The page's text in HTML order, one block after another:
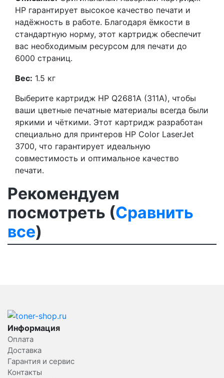
HP гарантирует высокое качество печати и
надёжность в работе. Благодаря ёмкости в
стандартную норму, этот картридж обеспечит
вас необходимым ресурсом для печати до
6000 страниц.
Вес: 1.5 кг
Выберите картридж HP Q2681A (311A), чтобы
ваши цветные печатные материалы всегда были
яркими и чёткими. Этот картридж разработан
специально для принтеров HP Color LaserJet
3700, что гарантирует идеальную
совместимость и оптимальное качество
печати.
Рекомендуем
посмотреть (Сравнить
все)
Информация
Оплата
Доставка
Гарантия и сервис
Контакты